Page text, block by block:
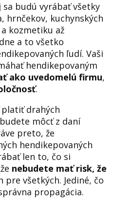
budú vyrábať všetky
hrnčekov, kuchynských
kozmetiku až
a to všetko
ľudí. Vaši
hendikepovaným
ako uvedomelú firmu,
.
drahých
môcť z daní
preto, že
hendikepovaných
len to, čo si
nebudete mať risk, že
pre všetkých. Jediné, čo
propagácia.